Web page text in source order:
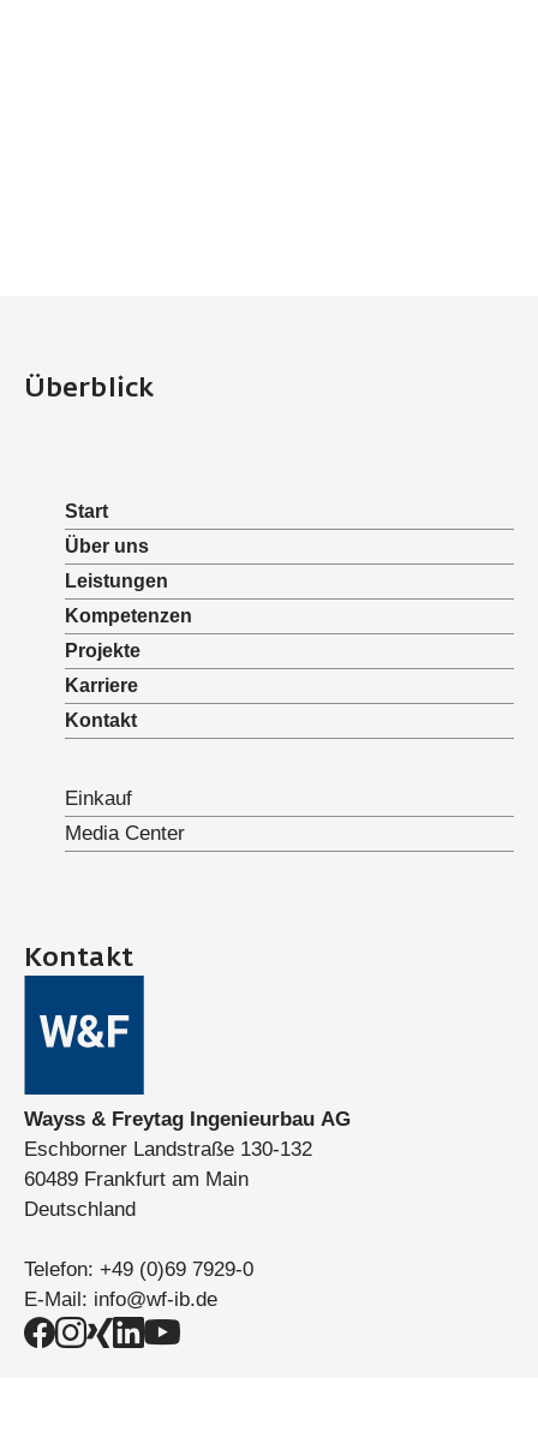
Überblick
Start
Über uns
Leistungen
Kompetenzen
Projekte
Karriere
Kontakt
Einkauf
Media Center
Kontakt
Wayss & Freytag Ingenieurbau AG
Eschborner Landstraße 130-132
60489 Frankfurt am Main
Deutschland
Telefon: +49 (0)69 7929-0
E-Mail: info@wf-ib.de